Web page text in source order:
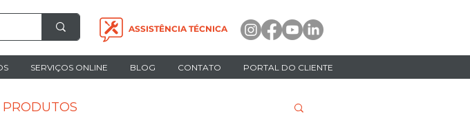
ASSISTÊNCIA TÉCNICA
SERVIÇOS ONLINE BLOG CONTATO PORTAL DO CLIENTE
PRODUTOS